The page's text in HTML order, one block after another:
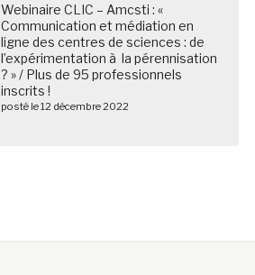
Webinaire CLIC – Amcsti : «
Communication et médiation en
ligne des centres de sciences : de
l’expérimentation à la pérennisation
? » / Plus de 95 professionnels
inscrits !
posté le 12 décembre 2022